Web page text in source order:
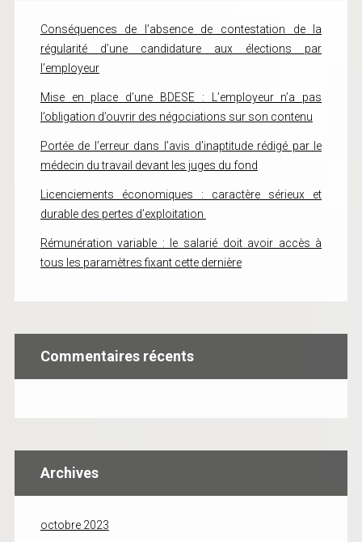
Conséquences de l’absence de contestation de la
régularité d’une candidature aux élections par
l’employeur
Mise en place d’une BDESE : L’employeur n’a pas
l’obligation d’ouvrir des négociations sur son contenu
Portée de l’erreur dans l’avis d’inaptitude rédigé par le
médecin du travail devant les juges du fond
Licenciements économiques : caractère sérieux et
durable des pertes d’exploitation
Rémunération variable : le salarié doit avoir accès à
tous les paramètres fixant cette dernière
Commentaires récents
Archives
octobre 2023